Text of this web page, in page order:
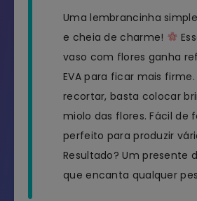
Uma lembrancinha
e cheia de charme!
vaso com flores ganha
EVA para ficar mais
recortar, basta colocar
miolo das flores. Fácil de
perfeito para produzir
Resultado? Um presente
que encanta qualquer